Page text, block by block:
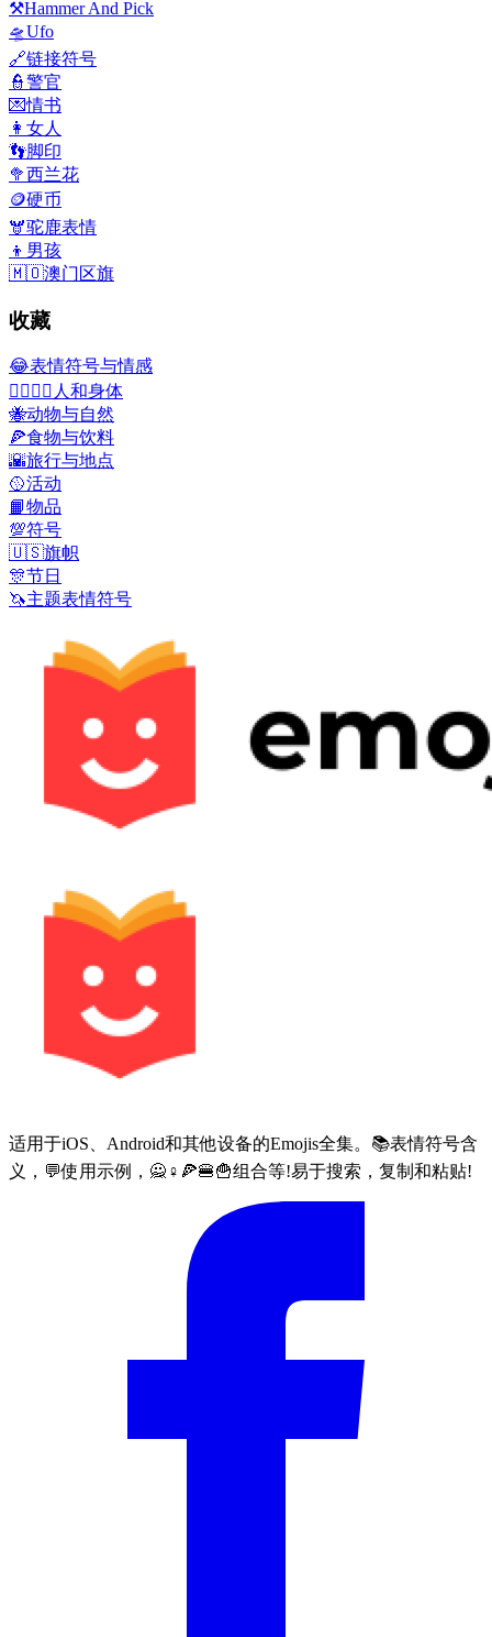
⚒️Hammer And Pick
🛸Ufo
🔗链接符号
👮警官
💌情书
👩 女人
👣脚印
🥦西兰花
🪙硬币
🫎驼鹿表情
👦 男孩
🇲🇴澳门区旗
收藏
😂表情符号与情感
👩‍❤️‍💋‍👨 人和身体
🐝动物与自然
🍕食物与饮料
🌇旅行与地点
🥎活动
📙物品
💯符号
🇺🇸旗帜
🎊节日
🦄主题表情符号
适用于iOS、Android和其他设备的Emojis全集。📚表情符号含
义，💬使用示例，🙅♀🍕🍔🍟组合等!易于搜索，复制和粘贴!